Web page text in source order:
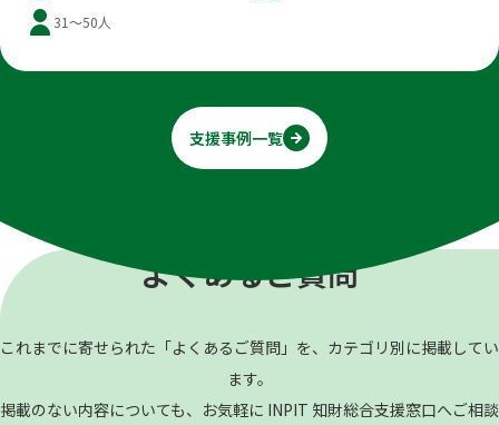
31～50人
支援事例一覧
よくあるご質問
これまでに寄せられた「よくあるご質問」を、カテゴリ別に掲載してい
ます。
掲載のない内容についても、お気軽に INPIT 知財総合支援窓口へご相談